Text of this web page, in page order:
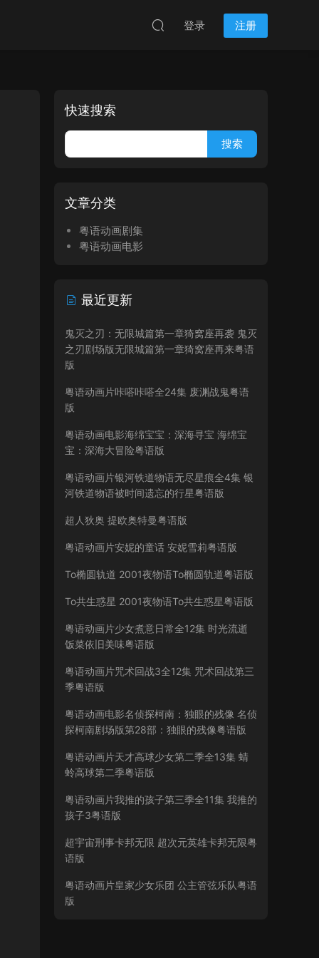
登录 注册
快速搜索
文章分类
粤语动画剧集
粤语动画电影
最近更新
鬼灭之刃：无限城篇第一章猗窝座再袭 鬼灭
之刃剧场版无限城篇第一章猗窝座再来粤语
版
粤语动画片咔嗒咔嗒全24集 废渊战鬼粤语
版
粤语动画电影海绵宝宝：深海寻宝 海绵宝
宝：深海大冒险粤语版
粤语动画片银河铁道物语无尽星痕全4集 银
河铁道物语被时间遗忘的行星粤语版
超人狄奥 提欧奥特曼粤语版
粤语动画片安妮的童话 安妮雪莉粤语版
To椭圆轨道 2001夜物语To椭圆轨道粤语版
To共生惑星 2001夜物语To共生惑星粤语版
粤语动画片少女煮意日常全12集 时光流逝
饭菜依旧美味粤语版
粤语动画片咒术回战3全12集 咒术回战第三
季粤语版
粤语动画电影名侦探柯南：独眼的残像 名侦
探柯南剧场版第28部：独眼的残像粤语版
粤语动画片天才高球少女第二季全13集 蜻
蛉高球第二季粤语版
粤语动画片我推的孩子第三季全11集 我推的
孩子3粤语版
超宇宙刑事卡邦无限 超次元英雄卡邦无限粤
语版
粤语动画片皇家少女乐团 公主管弦乐队粤语
版